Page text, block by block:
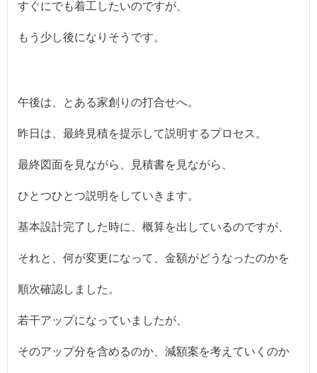
すぐにでも着工したいのですが、
もう少し後になりそうです。
午後は、とある家創りの打合せへ。
昨日は、最終見積を提示して説明するプロセス。
最終図面を見ながら、見積書を見ながら、
ひとつひとつ説明をしていきます。
基本設計完了した時に、概算を出しているのですが、
それと、何が変更になって、金額がどうなったのかを
順次確認しました。
若干アップになっていましたが、
そのアップ分を含めるのか、減額案を考えていくのか